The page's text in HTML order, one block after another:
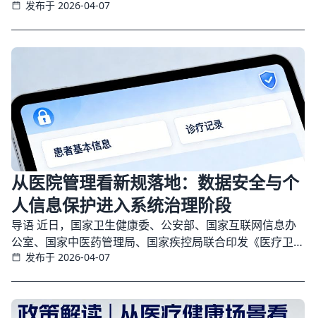
审查，重点关注人类福祉、公平公正、隐私保护等六大方
发布于 2026-04-07
从医院管理看新规落地：数据安全与个
人信息保护进入系统治理阶段
导语 近日，国家卫生健康委、公安部、国家互联网信息办
公室、国家中医药管理局、国家疾控局联合印发《医疗卫生
机构数据安全和个人信息保护管理办法（试行）》。从医院
的框架下规范使用；数据安全也不再只是信息
发布于 2026-04-07